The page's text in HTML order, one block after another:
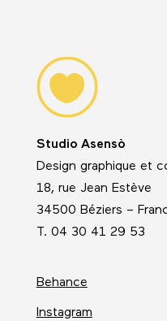
Studio Asensò
Design graphique et
18, rue Jean Estève
34500 Béziers –
T. 04 30 41 29 53
Behance
Instagram